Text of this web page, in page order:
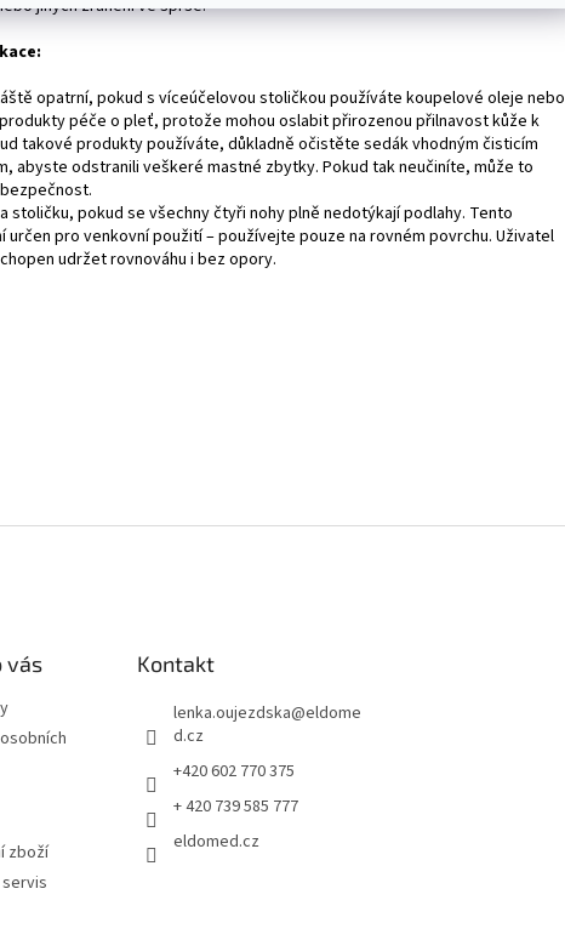
jiných zranění ve sprše.
opatrní, pokud s víceúčelovou stoličkou používáte koupelové oleje nebo
péče o pleť, protože mohou oslabit přirozenou přilnavost kůže k
takové produkty používáte, důkladně očistěte sedák vhodným čisticím
abyste odstranili veškeré mastné zbytky. Pokud tak neučiníte, může to
stoličku, pokud se všechny čtyři nohy plně nedotýkají podlahy. Tento
určen pro venkovní použití – používejte pouze na rovném povrchu. Uživatel
udržet rovnováhu i bez opory.
vás
zboží
Kontakt
lenka.oujezdska@eldome
d.cz
+420 602 770 375
+ 420 739 585 777
eldomed.cz